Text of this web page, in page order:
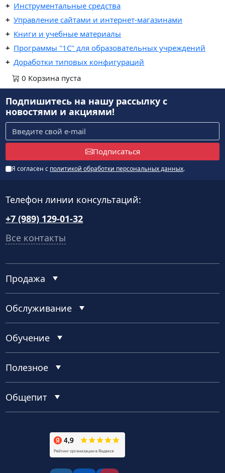
Инструментальные средства
Управление сайтами и интернет-магазинами
Книги и учебные материалы
Программы "1С" для образовательных учреждений
Доработки типовых конфигураций
0 Корзина пуста
Подпишитесь на нашу рассылкус
новостями и акциями!
Подписаться
Я согласен с политикой обработки персональных данных.
Телефон линии консультаций:
+7 (989) 129-01-32
Все контакты
Продажа
Обслуживание
Обучение
Полезное
Общепит